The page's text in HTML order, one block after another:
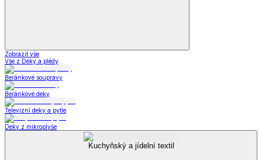
Zobrazit vše
Vše z Deky a plédy
Beránkové soupravy
Beránkové deky
Televizní deky a pytle
Deky z mikroplyše
Kuchyňský a jídelní textil